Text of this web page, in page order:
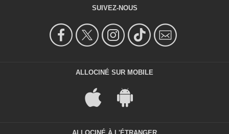
SUIVEZ-NOUS
ALLOCINÉ SUR MOBILE